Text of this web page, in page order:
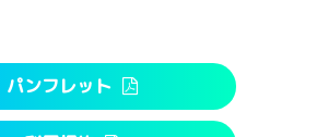
パンフレット